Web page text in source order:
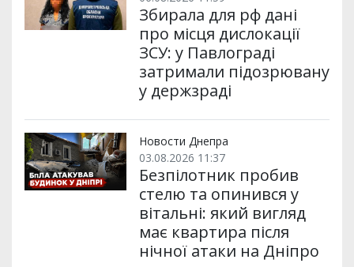
Збирала для рф дані
про місця дислокації
ЗСУ: у Павлограді
затримали підозрювану
у держзраді
Новости Днепра
03.08.2026 11:37
Безпілотник пробив
стелю та опинився у
вітальні: який вигляд
має квартира після
нічної атаки на Дніпро